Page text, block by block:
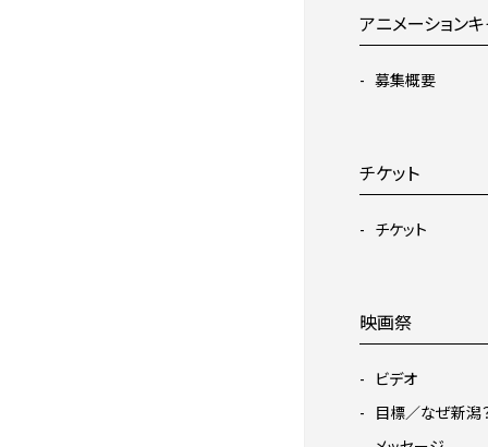
アニメーション
募集概要
チケット
チケット
映画祭
ビデオ
目標／なぜ新潟